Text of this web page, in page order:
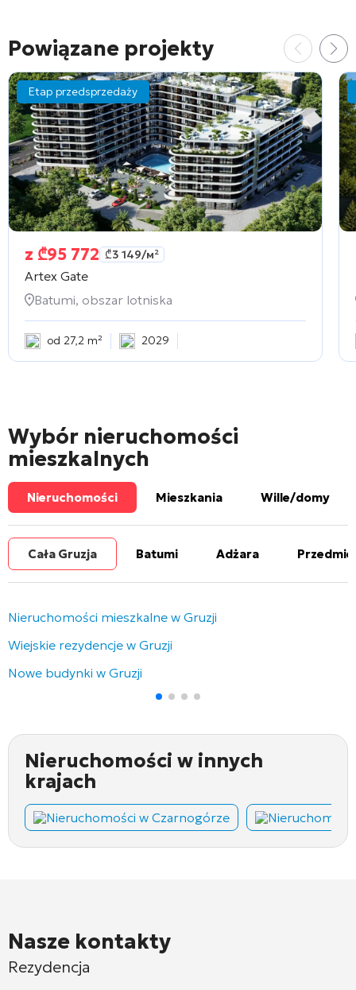
Powiązane projekty
Etap przedsprzedaży
z ₾95 772 ₾3 149/м²
Artex Gate
Batumi, obszar lotniska
od 27,2 m² 2029
Wybór nieruchomości
mieszkalnych
Nieruchomości Mieszkania Wille/domy
Cała Gruzja Batumi Adżara
Nieruchomości mieszkalne w Gruzji
Wiejskie rezydencje w Gruzji
Nowe budynki w Gruzji
Nieruchomości w innych
krajach
Nieruchomości w Czarnogórze
Nasze kontakty
Rezydencja